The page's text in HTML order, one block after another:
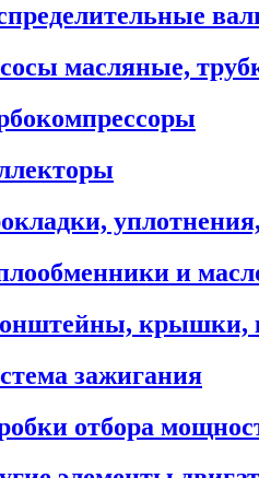
масляные,
и
крышки,
зажигания
отбора